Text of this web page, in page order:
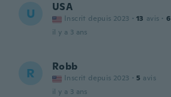
U USA
Inscrit depuis 2023 · 13 avis · 6
il y a 3 ans
R Robb
Inscrit depuis 2023 · 5 avis
il y a 3 ans